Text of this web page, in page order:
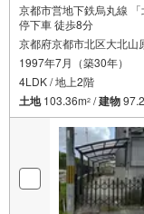
京都市営地下鉄烏丸線
停下車 徒歩8分
京都府京都市北区大北山
1997年7月（築30年）
4LDK / 地上2階
土地103.36m2 /建物